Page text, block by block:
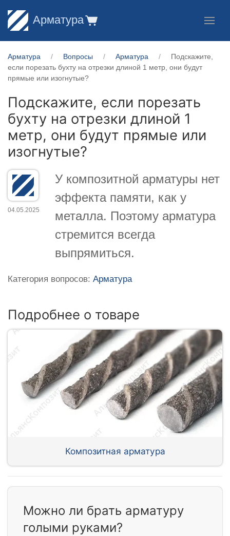
Арматура
Арматура Вопросы Арматура
Подскажите,
если порезать бухту на отрезки длиной 1 метр, они будут
прямые или изогнутые?
Подскажите, если порезать
бухту на отрезки длиной 1
метр, они будут прямые или
изогнутые?
04.05.2025
У композитной арматуры нет
эффекта памяти, как у
металла. Поэтому арматура
стремится всегда
выпрямиться.
Категория вопросов: Арматура
Подробнее о товаре
Композитная арматура
Можно ли брать арматуру
голыми руками?